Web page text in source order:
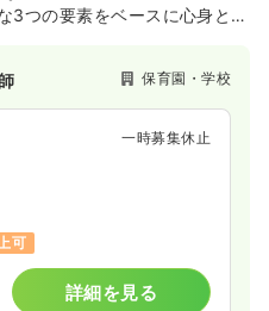
3つの要素をベースに心身とも
保育園・学校
一時募集休止
可
詳細を見る